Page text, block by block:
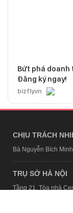
CHỊU TRÁCH
TRỤ SỞ HÀ NỘI
Tầng 21, Tòa nhà
Email: